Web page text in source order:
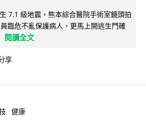
7.1 級地震，熊本綜合醫院手術室鏡頭拍
臨危不亂保護病人，更馬上開逃生門確
閱讀全文
享
健康